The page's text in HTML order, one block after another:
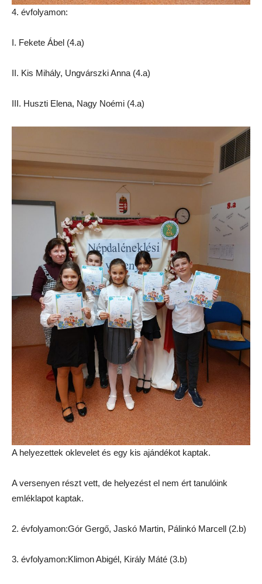
4. évfolyamon:
I. Fekete Ábel (4.a)
II. Kis Mihály, Ungvárszki Anna (4.a)
III. Huszti Elena, Nagy Noémi (4.a)
A helyezettek oklevelet és egy kis ajándékot kaptak.
A versenyen részt vett, de helyezést el nem ért tanulóink
emléklapot kaptak.
2. évfolyamon:Gór Gergő, Jaskó Martin, Pálinkó Marcell (2.b)
3. évfolyamon:Klimon Abigél, Király Máté (3.b)